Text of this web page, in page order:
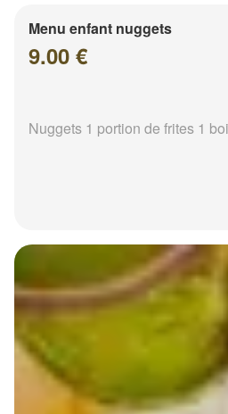
Menu enfant nuggets
9.00 €
Nuggets 1 portion de frites 1